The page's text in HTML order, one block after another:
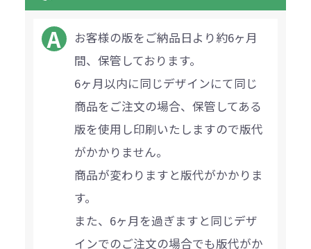
お客様の版をご納品日より約6ヶ月
間、保管しております。
6ヶ月以内に同じデザインにて同じ
商品をご注文の場合、保管してある
版を使用し印刷いたしますので版代
がかかりません。
商品が変わりますと版代がかかりま
す。
また、6ヶ月を過ぎますと同じデザ
インでのご注文の場合でも版代がか